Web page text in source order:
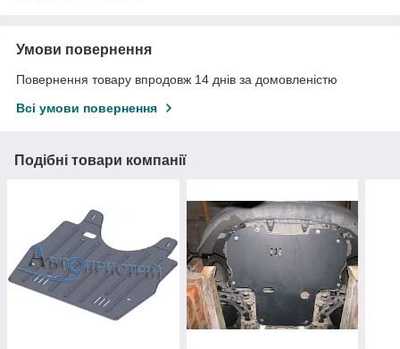
Умови повернення
Повернення товару впродовж 14 днів за домовленістю
Всі умови повернення
Подібні товари компанії